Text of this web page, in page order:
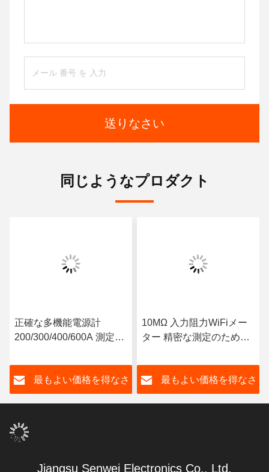
送りなさい
同じようなプロダクト
正確な多機能電源計
200/300/400/600A 測定電
AC/DC 電源
最もよい価格を得なさ
10MΩ 入力阻力WiFiメー
ター 精密な測定のための
最もよい価格を得なさ
Jiangsu Senwei Electronics Co., Ltd.